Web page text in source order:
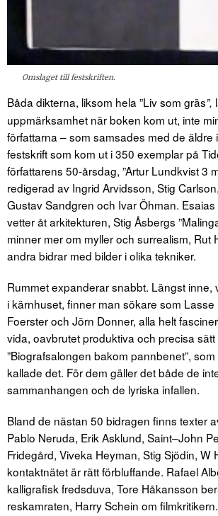
Omslaget till festskriften.
Båda dikterna, liksom hela ”Liv som gräs”,
uppmärksamhet när boken kom ut, inte
författarna – som samsades med de äldre
festskrift som kom ut i 350 exemplar på
författarens 50-årsdag, ”Artur Lundkvist 3
redigerad av Ingrid Arvidsson, Stig
Gustav Sandgren och Ivar Öhman.
vetter åt arkitekturen, Stig Åsbergs
minner mer om myller och surrealism, Rut
andra bidrar med bilder i olika tekniker.
Rummet expanderar snabbt. Längst inne,
i kärnhuset, finner man sökare som
Foerster och Jörn Donner, alla helt
vida, oavbrutet produktiva och precisa sätt
”Biografsalongen bakom pannbenet”,
kallade det. För dem gäller det både de
sammanhangen och de lyriska infallen.
Bland de nästan 50 bidragen finns texter
Pablo Neruda, Erik Asklund, Saint–John
Fridegård, Viveka Heyman, Stig Sjödin, W
kontaktnätet är rätt förbluffande. Rafael
kalligrafisk fredsduva, Tore Håkansson
reskamraten, Harry Schein om